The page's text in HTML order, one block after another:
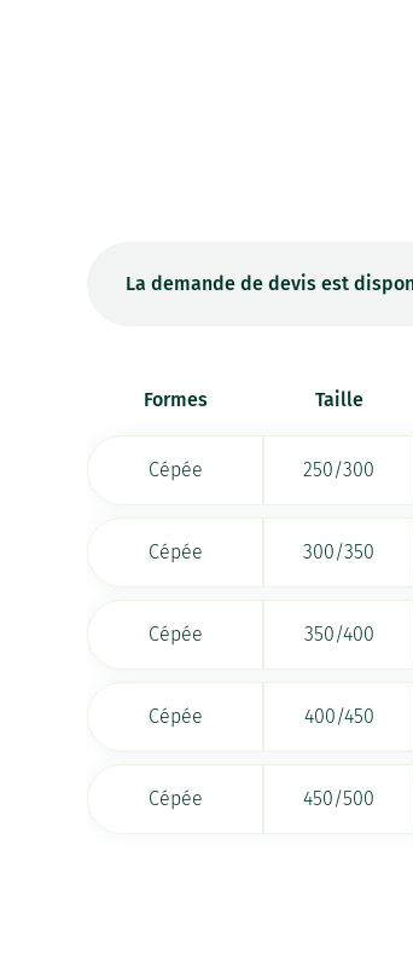
La demande de devis est
Formes Taille
Cépée 250/300
Cépée 300/350
Cépée 350/400
Cépée 400/450
Cépée 450/500